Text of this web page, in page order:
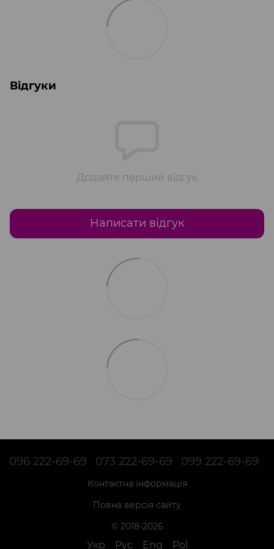
Відгуки
Додайте перший відгук
Написати відгук
096 222-69-69 073 222-69-69 099 222-69-69
Контактна інформація
Повна версія сайту
© 2018-2026
Укр Рус Eng Pol